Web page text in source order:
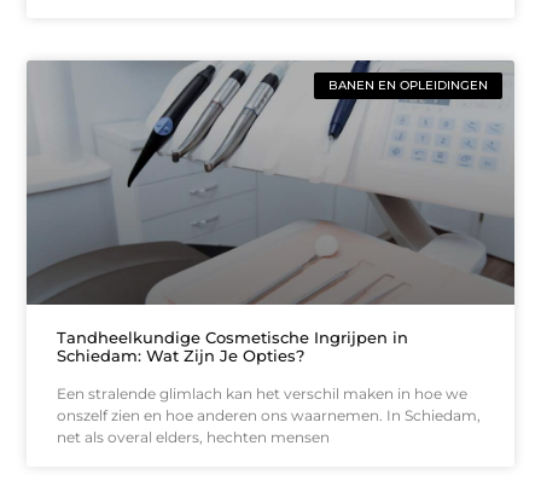
BANEN EN OPLEIDINGEN
Tandheelkundige Cosmetische Ingrijpen in
Schiedam: Wat Zijn Je Opties?
Een stralende glimlach kan het verschil maken in hoe we
onszelf zien en hoe anderen ons waarnemen. In Schiedam,
net als overal elders, hechten mensen